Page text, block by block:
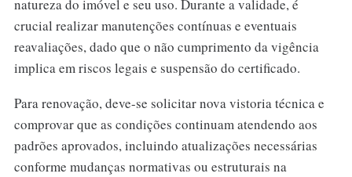
natureza do imóvel e seu uso. Durante a validade, é
crucial realizar manutenções contínuas e eventuais
reavaliações, dado que o não cumprimento da vigência
implica em riscos legais e suspensão do certificado.
Para renovação, deve-se solicitar nova vistoria técnica e
comprovar que as condições continuam atendendo aos
padrões aprovados, incluindo atualizações necessárias
conforme mudanças normativas ou estruturais na